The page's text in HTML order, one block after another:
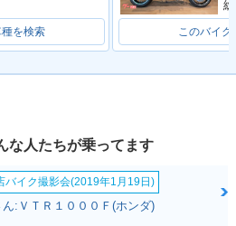
を検索 このバイク
な人たちが乗ってます
バイク撮影会(2019年1月19日)
ん:ＶＴＲ１０００Ｆ(ホンダ)